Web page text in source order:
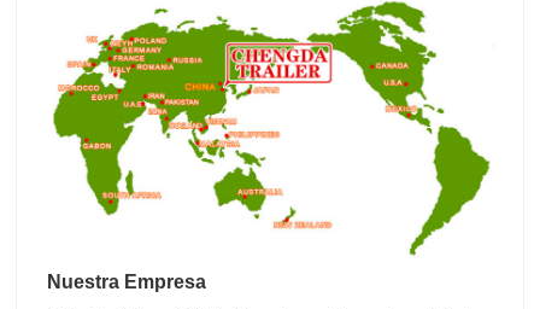
Nuestra Empresa